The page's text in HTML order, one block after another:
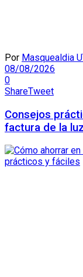
Por Masquealdia
08/08/2026
0
ShareTweet
Consejos
factura de la